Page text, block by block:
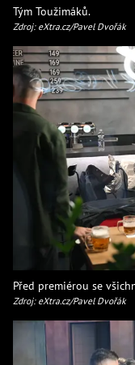
Tým Toužimáků.
Zdroj: eXtra.cz/Pavel Dvořák
Před premiérou se
Zdroj: eXtra.cz/Pavel Dvořák